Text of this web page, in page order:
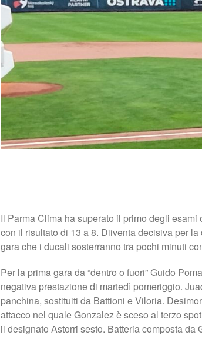
Il Parma Clima ha superato il primo degli
con il risultato di 13 a 8. Diiventa decisiva per
gara che i ducali sosterranno tra pochi minuti
Per la prima gara da “dentro o fuori” Guido
negativa prestazione di martedì pomeriggio.
panchina, sostituiti da Battioni e Viloria.
attacco nel quale Gonzalez è sceso al terzo
il designato Astorri sesto. Batteria composta da